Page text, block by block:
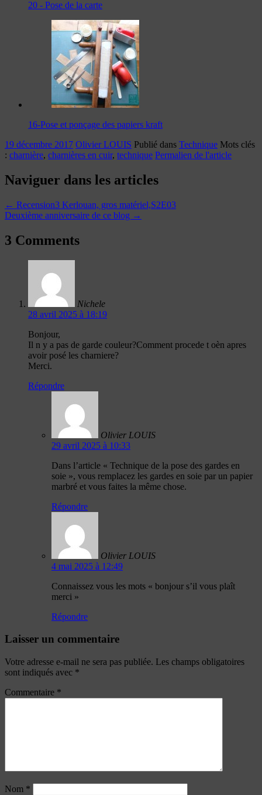
20 - Pose de la carte
16-Pose et ponçage des papiers kraft
19 décembre 2017 Olivier LOUIS Publié dans Technique Mots clés
: charnière, charnières en cuir, technique Permalien de l'article
Naviguer dans les articles
← Recension3 Kerlouan, gros matériel,S2E03
Deuxième anniversaire de ce blog →
3 Comments
Nichele
28 avril 2025 à 18:19
Bonjour,
Il n y a pas de garde couleur?Comment procede t oèn apres
avoir posé les charniere?
Merci.
Répondre
Olivier LOUIS
29 avril 2025 à 10:33
Dans l’article « Technique de la pose des gardes en
soie », vous remplacez les gardes en soie par un papier
marbré et vous faites la même chose.
Répondre
Olivier LOUIS
4 mai 2025 à 12:49
Connaissez vous les mots « bonjour s’il vous plaît
merci »
Répondre
Laisser un commentaire
Votre adresse e-mail ne sera pas publiée. Les champs obligatoires
sont indiqués avec *
Commentaire *
Nom *